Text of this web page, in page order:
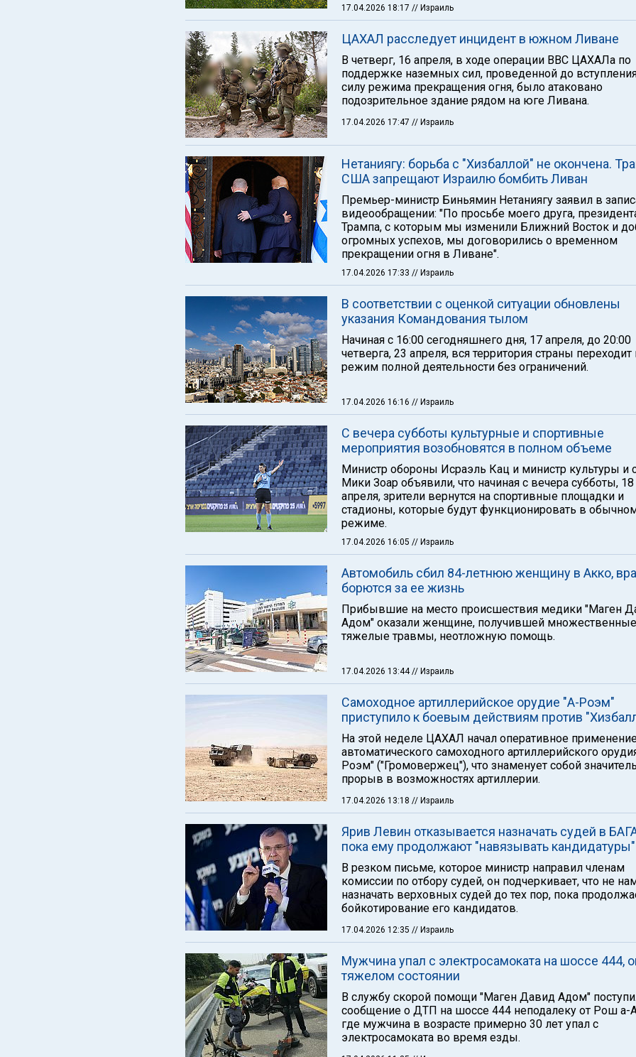
17.04.2026 18:17 // Израиль
ЦАХАЛ расследует инцидент в южном Ливане
В четверг, 16 апреля, в ходе операции ВВС ЦАХАЛа по
поддержке наземных сил, проведенной до
силу режима прекращения огня, было атаковано
подозрительное здание рядом на юге Ливана.
17.04.2026 17:47 // Израиль
Нетаниягу: борьба с "Хизбаллой" не окончена.
США запрещают Израилю бомбить Ливан
Премьер-министр Биньямин Нетаниягу заявил в
видеообращении: "По просьбе моего друга,
Трампа, с которым мы изменили Ближний Восток и
огромных успехов, мы договорились о временном
прекращении огня в Ливане".
17.04.2026 17:33 // Израиль
В соответствии с оценкой ситуации обновлены
указания Командования тылом
Начиная с 16:00 сегодняшнего дня, 17 апреля, до 20:00
четверга, 23 апреля, вся территория страны переходит
режим полной деятельности без ограничений.
17.04.2026 16:16 // Израиль
С вечера субботы культурные и спортивные
мероприятия возобновятся в полном объеме
Министр обороны Исраэль Кац и министр культуры и
Мики Зоар объявили, что начиная с вечера субботы, 18
апреля, зрители вернутся на спортивные площадки и
стадионы, которые будут функционировать в
режиме.
17.04.2026 16:05 // Израиль
Автомобиль сбил 84-летнюю женщину в Акко,
борются за ее жизнь
Прибывшие на место происшествия медики "Маген
Адом" оказали женщине, получившей множественные
тяжелые травмы, неотложную помощь.
17.04.2026 13:44// Израиль
Самоходное артиллерийское орудие "А-Роэм"
приступило к боевым действиям против
На этой неделе ЦАХАЛ начал оперативное
автоматического самоходного артиллерийского
Роэм" ("Громовержец"), что знаменует собой
прорыв в возможностях артиллерии.
17.04.2026 13:18 // Израиль
Ярив Левин отказывается назначать судей в
пока ему продолжают "навязывать кандидатуры"
В резком письме, которое министр направил членам
комиссии по отбору судей, он подчеркивает, что не
назначать верховных судей до тех пор, пока
бойкотирование его кандидатов.
17.04.2026 12:35 // Израиль
Мужчина упал с электросамоката на шоссе 444,
тяжелом состоянии
В службу скорой помощи "Маген Давид Адом"
сообщение о ДТП на шоссе 444 неподалеку от Рош а-
где мужчина в возрасте примерно 30 лет упал с
электросамоката во время езды.